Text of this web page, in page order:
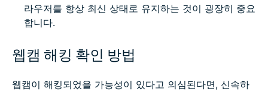
라우저를 항상 최신 상태로 유지하는 것이 굉장히 중요
합니다.
웹캠 해킹 확인 방법
웹캠이 해킹되었을 가능성이 있다고 의심된다면, 신속하